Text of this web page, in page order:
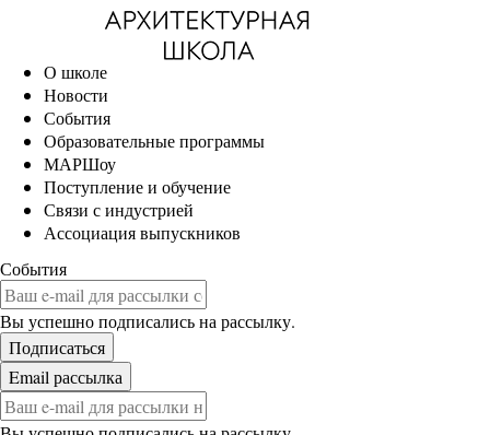
О школе
Новости
События
Образовательные программы
МАРШоу
Поступление и обучение
Связи с индустрией
Ассоциация выпускников
События
Вы успешно подписались на рассылку.